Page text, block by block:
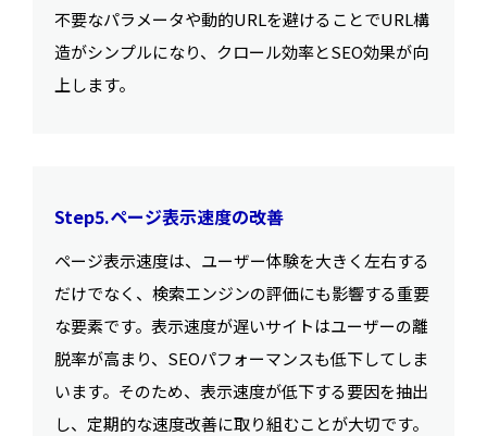
不要なパラメータや動的URLを避けることでURL構
造がシンプルになり、クロール効率とSEO効果が向
上します。
Step5.ページ表示速度の改善
ページ表示速度は、ユーザー体験を大きく左右する
だけでなく、検索エンジンの評価にも影響する重要
な要素です。表示速度が遅いサイトはユーザーの離
脱率が高まり、SEOパフォーマンスも低下してしま
います。そのため、表示速度が低下する要因を抽出
し、定期的な速度改善に取り組むことが大切です。